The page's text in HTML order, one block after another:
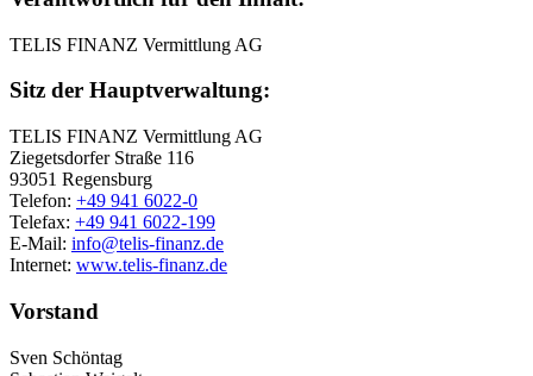
TELIS FINANZ Vermittlung AG
Sitz der Hauptverwaltung:
TELIS FINANZ Vermittlung AG
Ziegetsdorfer Straße 116
93051 Regensburg
Telefon: +49 941 6022-0
Telefax: +49 941 6022-199
E-Mail: info@telis-finanz.de
Internet: www.telis-finanz.de
Vorstand
Sven Schöntag